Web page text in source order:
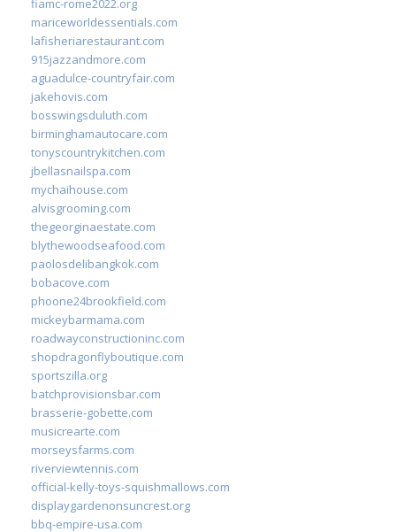
mariceworldessentials.com
lafisheriarestaurant.com
915jazzandmore.com
aguadulce-countryfair.com
jakehovis.com
bosswingsduluth.com
birminghamautocare.com
tonyscountrykitchen.com
jbellasnailspa.com
mychaihouse.com
alvisgrooming.com
thegeorginaestate.com
blythewoodseafood.com
paolosdelibangkok.com
bobacove.com
phoone24brookfield.com
mickeybarmama.com
roadwayconstructioninc.com
shopdragonflyboutique.com
sportszilla.org
batchprovisionsbar.com
brasserie-gobette.com
musicrearte.com
morseysfarms.com
riverviewtennis.com
official-kelly-toys-squishmallows.com
displaygardenonsuncrest.org
bbq-empire-usa.com